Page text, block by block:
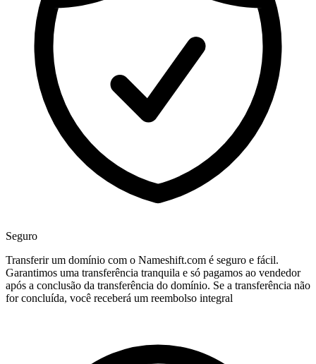
Seguro
Transferir um domínio com o Nameshift.com é seguro e fácil.
Garantimos uma transferência tranquila e só pagamos ao vendedor
após a conclusão da transferência do domínio. Se a transferência não
for concluída, você receberá um reembolso integral